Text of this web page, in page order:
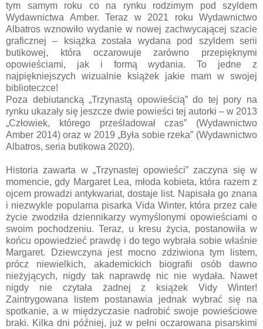
tym samym roku co na rynku rodzimym pod szyldem
Wydawnictwa Amber. Teraz w 2021 roku Wydawnictwo
Albatros wznowiło wydanie w nowej zachwycającej szacie
graficznej – książka została wydana pod szyldem serii
butikowej, która oczarowuje zarówno przepięknymi
opowieściami, jak i formą wydania. To jedne z
najpiękniejszych wizualnie książek jakie mam w swojej
biblioteczce!
Poza debiutancką „Trzynastą opowieścią” do tej pory na
rynku ukazały się jeszcze dwie powieści tej autorki – w 2013
„Człowiek, którego prześladował czas” (Wydawnictwo
Amber 2014) oraz w 2019 „Była sobie rzeka” (Wydawnictwo
Albatros, seria butikowa 2020).
Historia zawarta w „Trzynastej opowieści” zaczyna się w
momencie, gdy Margaret Lea, młoda kobieta, która razem z
ojcem prowadzi antykwariat, dostaje list. Napisała go znana
i niezwykle popularna pisarka Vida Winter, która przez całe
życie zwodziła dziennikarzy wymyślonymi opowieściami o
swoim pochodzeniu. Teraz, u kresu życia, postanowiła w
końcu opowiedzieć prawdę i do tego wybrała sobie właśnie
Margaret. Dziewczyna jest mocno zdziwiona tym listem,
prócz niewielkich, akademickich biografii osób dawno
nieżyjących, nigdy tak naprawdę nic nie wydała. Nawet
nigdy nie czytała żadnej z książek Vidy Winter!
Zaintrygowana listem postanawia jednak wybrać się na
spotkanie, a w międzyczasie nadrobić swoje powieściowe
braki. Kilka dni później, już w pełni oczarowana pisarskimi